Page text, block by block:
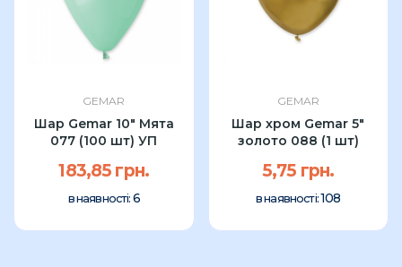
GEMAR
Шар Gemar 10" Мята
077 (100 шт) УП
183,85 грн.
в наявності: 6
GEMAR
Шар хром Gemar 5"
золото 088 (1 шт)
5,75 грн.
в наявності:108